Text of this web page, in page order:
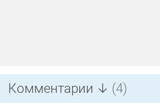
Комментарии ↓ (4)